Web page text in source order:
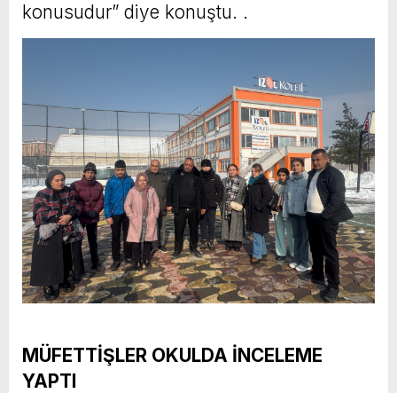
konusudur” diye konuştu. .
MÜFETTİŞLER OKULDA İNCELEME
YAPTI